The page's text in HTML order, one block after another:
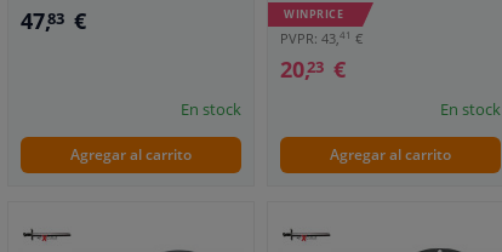
47,83 €
En stock
Agregar al carrito
WINPRICE
PVPR: 43,41 €
20,23 €
En stock
Agregar al carrito